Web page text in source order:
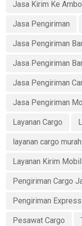
Jasa Kirim Ke
Jasa Pengiriman
Jasa Pengiriman
Jasa Pengiriman
Jasa Pengiriman
Jasa Pengiriman
Layanan Cargo
layanan cargo murah
Layanan Kirim Mobil
Pengiriman Cargo
Pengiriman
Pesawat Cargo